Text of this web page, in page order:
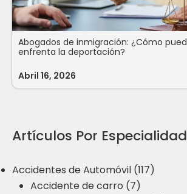
Abogados de inmigración: ¿Cómo
enfrenta la deportación?
Abril 16, 2026
Artículos Por Especialidad
Accidentes de Automóvil (117)
Accidente de carro (7)